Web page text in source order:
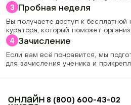
3 Пробная неделя
Вы получаете доступ к бесплатной
куратора, который поможет
4 Зачисление
Если вам всё понравится, мы
для зачисления ученика и
8 (800) 600-43-02